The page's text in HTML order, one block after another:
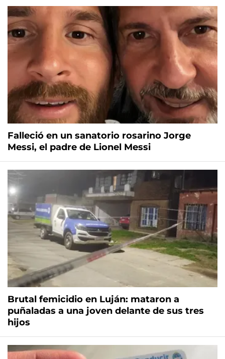
Falleció en un sanatorio rosarino Jorge
Messi, el padre de Lionel Messi
Brutal femicidio en Luján: mataron a
puñaladas a una joven delante de sus tres
hijos